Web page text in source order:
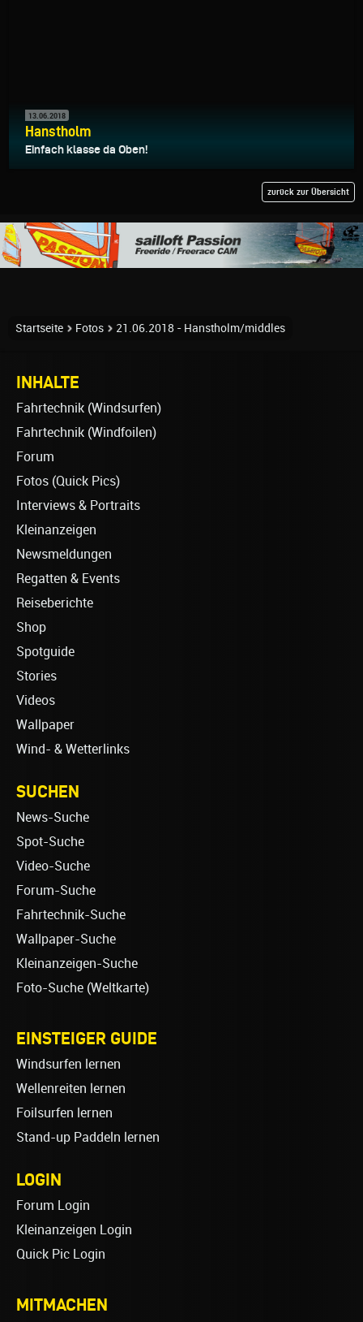
13.06.2018
Hanstholm
Einfach klasse da Oben!
zurück zur Übersicht
Startseite Fotos 21.06.2018 - Hanstholm/middles
INHALTE
Fahrtechnik (Windsurfen)
Fahrtechnik (Windfoilen)
Forum
Fotos (Quick Pics)
Interviews & Portraits
Kleinanzeigen
Newsmeldungen
Regatten & Events
Reiseberichte
Shop
Spotguide
Stories
Videos
Wallpaper
Wind- & Wetterlinks
SUCHEN
News-Suche
Spot-Suche
Video-Suche
Forum-Suche
Fahrtechnik-Suche
Wallpaper-Suche
Kleinanzeigen-Suche
Foto-Suche (Weltkarte)
EINSTEIGER GUIDE
Windsurfen lernen
Wellenreiten lernen
Foilsurfen lernen
Stand-up Paddeln lernen
LOGIN
Forum Login
Kleinanzeigen Login
Quick Pic Login
MITMACHEN